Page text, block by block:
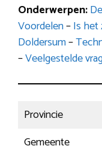
Onderwerpen:
Voordelen–Is het
Doldersum–
–Veelgestelde
Provincie
Gemeente